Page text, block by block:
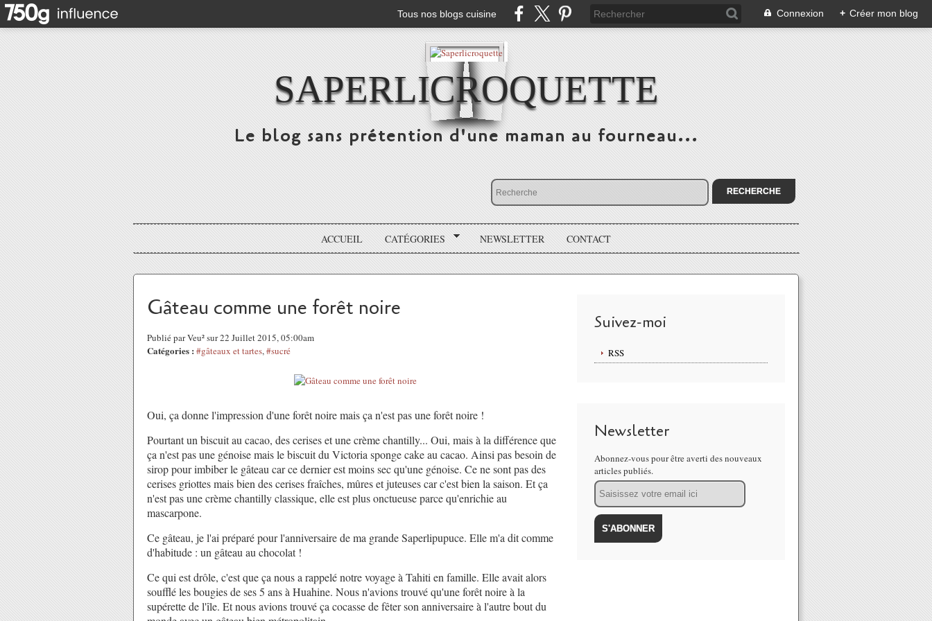
Tous nos blogs cuisine Connexion + Créer mon blog
SAPERLICROQUETTE
Le blog sans prétention d'une maman au fourneau...
ACCUEIL CATÉGORIES NEWSLETTER CONTACT
Gâteau comme une forêt noire
Publié par Veu² sur 22 Juillet 2015, 05:00am
Catégories : #gâteaux et tartes,#sucré
Oui, ça donne l'impression d'une forêt noire mais ça n'est pas une forêt noire !
Pourtant un biscuit au cacao, des cerises et une crème chantilly... Oui, mais à la différence que
ça n'est pas une génoise mais le biscuit du Victoria sponge cake au cacao. Ainsi pas besoin de
sirop pour imbiber le gâteau car ce dernier est moins sec qu'une génoise. Ce ne sont pas des
cerises griottes mais bien des cerises fraîches, mûres et juteuses car c'est bien la saison. Et ça
n'est pas une crème chantilly classique, elle est plus onctueuse parce qu'enrichie au
mascarpone.
Ce gâteau, je l'ai préparé pour l'anniversaire de ma grande Saperlipupuce. Elle m'a dit comme
d'habitude : un gâteau au chocolat !
Ce qui est drôle, c'est que ça nous a rappelé notre voyage à Tahiti en famille. Elle avait alors
soufflé les bougies de ses 5 ans à Huahine. Nous n'avions trouvé qu'une forêt noire à la
supérette de l'île. Et nous avions trouvé ça cocasse de fêter son anniversaire à l'autre bout du
Suivez-moi
RSS
Newsletter
Abonnez-vous pour être averti des nouveaux
articles publiés.
Email